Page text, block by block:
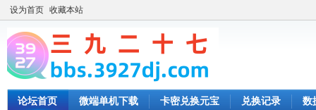
设为首页 收藏本站
论坛首页 微端单机下载 卡密兑换元宝 兑换记录 数